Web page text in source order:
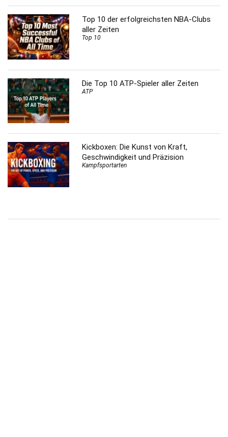
Top 10 der erfolgreichsten NBA-Clubs
aller Zeiten
Top 10
Die Top 10 ATP-Spieler aller Zeiten
ATP
Kickboxen: Die Kunst von Kraft,
Geschwindigkeit und Präzision
Kampfsportarten